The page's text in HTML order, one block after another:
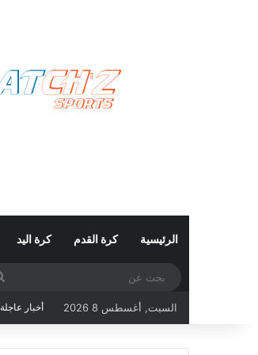
الرئيسية كرة القدم كرة اليد
السبت, أغسطس 8 2026 أخبار عاجلة